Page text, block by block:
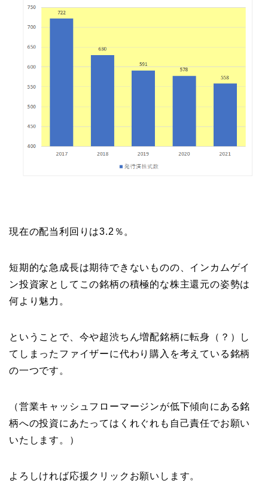
現在の配当利回りは3.2％。
短期的な急成長は期待できないものの、インカムゲイ
ン投資家としてこの銘柄の積極的な株主還元の姿勢は
何より魅力。
ということで、今や超渋ちん増配銘柄に転身（？）し
てしまったファイザーに代わり購入を考えている銘柄
の一つです。
（営業キャッシュフローマージンが低下傾向にある銘
柄への投資にあたってはくれぐれも自己責任でお願い
いたします。）
よろしければ応援クリックお願いします。